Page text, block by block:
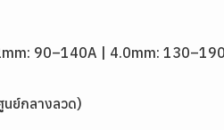
90–140A | 4.0mm:
นย์กลางลวด)